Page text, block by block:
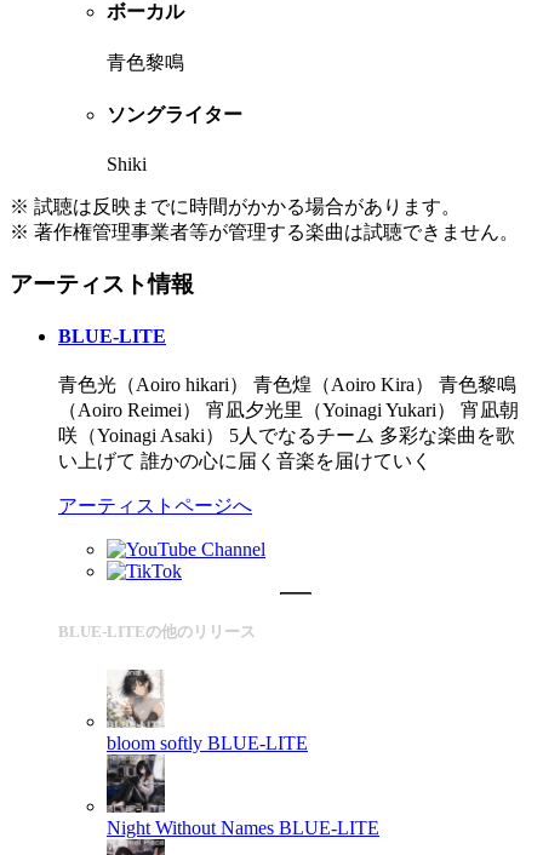
ボーカル
青色黎鳴
ソングライター
Shiki
※ 試聴は反映までに時間がかかる場合があります。
※ 著作権管理事業者等が管理する楽曲は試聴できません。
アーティスト情報
BLUE-LITE
青色光（Aoiro hikari） 青色煌（Aoiro Kira） 青色黎鳴
（Aoiro Reimei） 宵凪夕光里（Yoinagi Yukari） 宵凪朝
咲（Yoinagi Asaki） 5人でなるチーム 多彩な楽曲を歌
い上げて 誰かの心に届く音楽を届けていく
アーティストページへ
BLUE-LITEの他のリリース
bloom softly BLUE-LITE
Night Without Names BLUE-LITE